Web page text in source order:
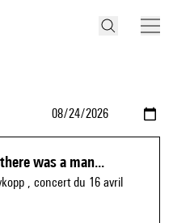
was a man...
, concert du 16 avril